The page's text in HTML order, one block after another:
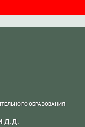
ОБРАЗОВАНИЯ
Д.Д.